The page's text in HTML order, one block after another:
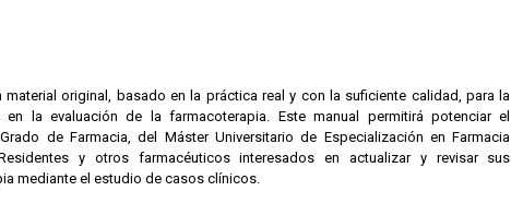
original, basado en la práctica real y con la suficiente calidad, para la
la evaluación de la farmacoterapia. Este manual permitirá potenciar el
de Farmacia, del Máster Universitario de Especialización en Farmacia
y otros farmacéuticos interesados en actualizar y revisar sus
mediante el estudio de casos clínicos.